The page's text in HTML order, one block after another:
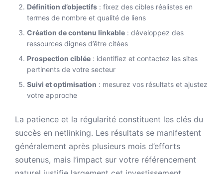
Définition d’objectifs : fixez des cibles réalistes en
termes de nombre et qualité de liens
Création de contenu linkable : développez des
ressources dignes d’être citées
Prospection ciblée : identifiez et contactez les sites
pertinents de votre secteur
Suivi et optimisation : mesurez vos résultats et ajustez
votre approche
La patience et la régularité constituent les clés du
succès en netlinking. Les résultats se manifestent
généralement après plusieurs mois d’efforts
soutenus, mais l’impact sur votre référencement